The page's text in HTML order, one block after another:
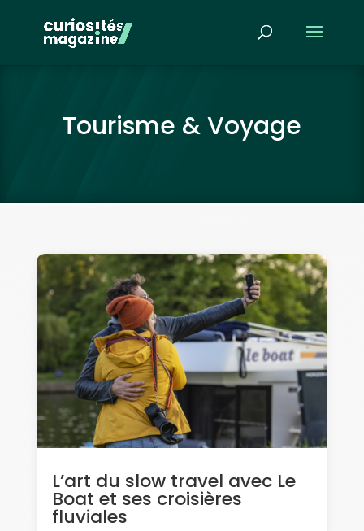
Tourisme & Voyage
L’art du slow travel avec Le
Boat et ses croisières
fluviales